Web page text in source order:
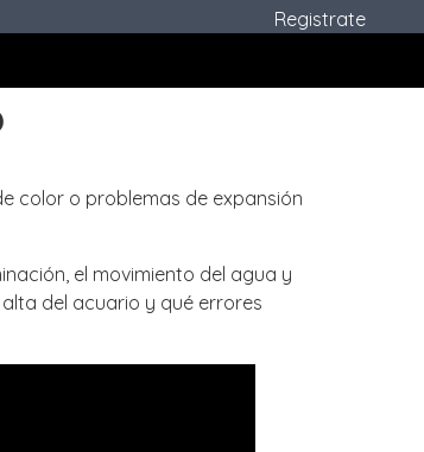
Registrate
color o problemas de expansión
el movimiento del agua y
del acuario y qué errores